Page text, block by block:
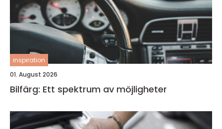
inspiration
01. August 2026
Bilfärg: Ett spektrum av möjligheter